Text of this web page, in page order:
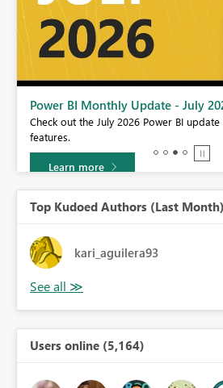
Power BI Monthly Update - July
Check out the July 2026 Power BI
features.
Learn more
Top Kudoed Authors (Last Month)
kari_aguilera93
Users online (5,164)